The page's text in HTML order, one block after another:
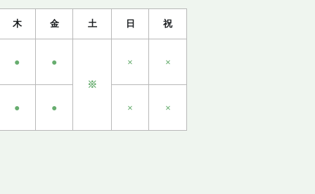
木 金 土 日 祝
●
●
※
× ×
● ● × ×